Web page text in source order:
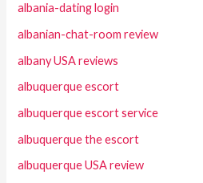
albania-dating login
albanian-chat-room review
albany USA reviews
albuquerque escort
albuquerque escort service
albuquerque the escort
albuquerque USA review